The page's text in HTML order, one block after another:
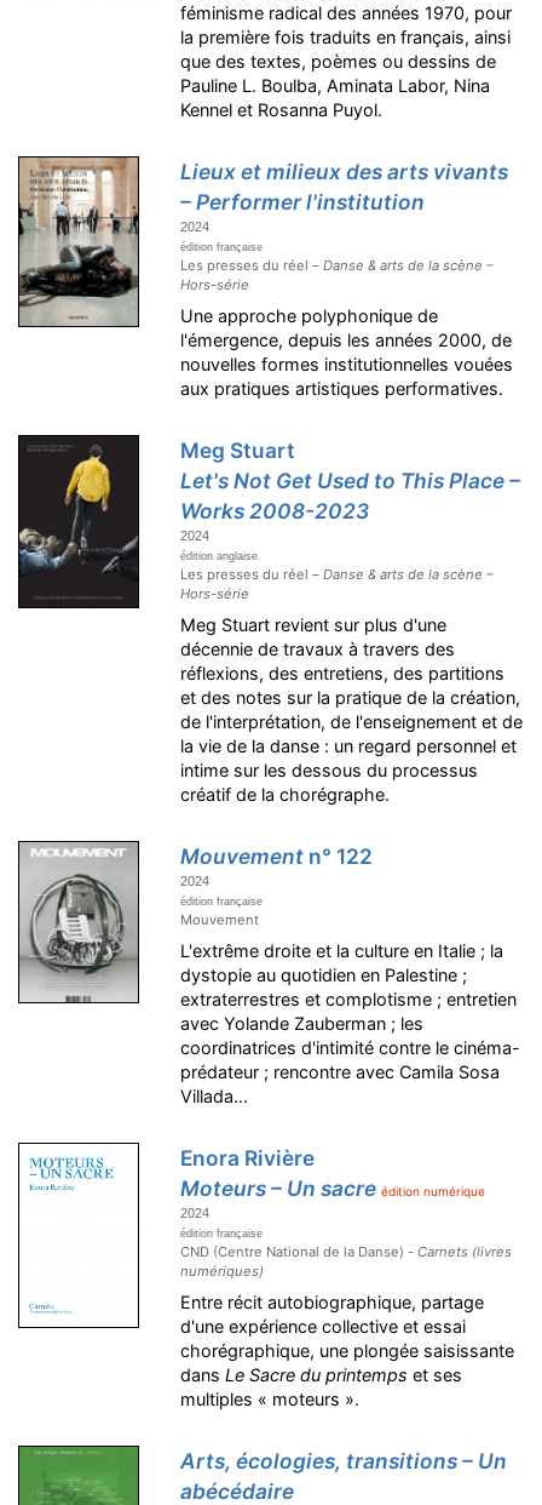
féminisme radical des années 1970, pour
la première fois traduits en français, ainsi
que des textes, poèmes ou dessins de
Pauline L. Boulba, Aminata Labor, Nina
Kennel et Rosanna Puyol.
Lieux et milieux des arts vivants
– Performer l'institution
2024
édition française
Les presses du réel –Danse & arts de la scène –
Hors-série
Une approche polyphonique de
l'émergence, depuis les années 2000, de
nouvelles formes institutionnelles vouées
aux pratiques artistiques performatives.
Meg Stuart
Let's Not Get Used to This Place –
Works 2008-2023
2024
édition anglaise
Les presses du réel –Danse & arts de la scène –
Hors-série
Meg Stuart revient sur plus d'une
décennie de travaux à travers des
réflexions, des entretiens, des partitions
et des notes sur la pratique de la création,
de l'interprétation, de l'enseignement et de
la vie de la danse : un regard personnel et
intime sur les dessous du processus
créatif de la chorégraphe.
Mouvement n° 122
2024
édition française
Mouvement
L'extrême droite et la culture en Italie ; la
dystopie au quotidien en Palestine ;
extraterrestres et complotisme ; entretien
avec Yolande Zauberman ; les
coordinatrices d'intimité contre le cinéma-
prédateur ; rencontre avec Camila Sosa
Villada...
Enora Rivière
Moteurs – Un sacre édition numérique
2024
édition française
CND (Centre National de la Danse) -Carnets (livres
numériques)
Entre récit autobiographique, partage
d'une expérience collective et essai
chorégraphique, une plongée saisissante
dansLe Sacre du printemps et ses
multiples « moteurs ».
Arts, écologies, transitions – Un
abécédaire